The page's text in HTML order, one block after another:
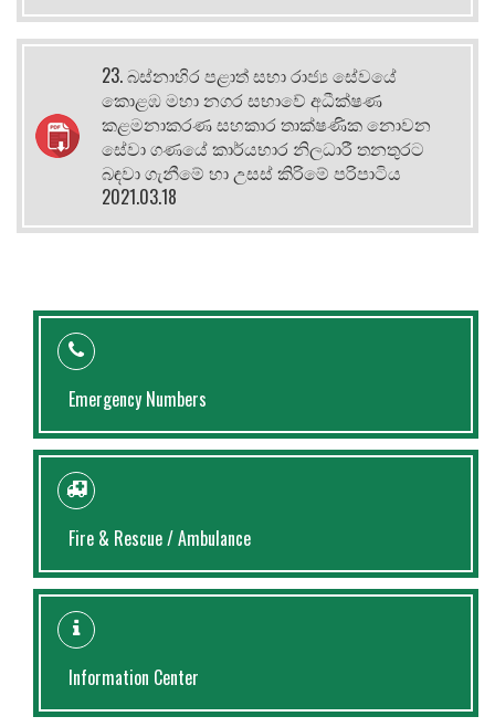
23. බස්නාහිර පළාත් සභා රාජ්‍ය සේවයේ
කොළඹ මහා නගර සභාවේ අධීක්ෂණ
කළමනාකරණ සහකාර තාක්ෂණික නොවන
සේවා ගණයේ කාර්යභාර නිලධාරී තනතුරට
බඳවා ගැනීමේ හා උසස් කිරිමේ පරිපාටිය
2021.03.18
Emergency Numbers
Fire & Rescue / Ambulance
Information Center